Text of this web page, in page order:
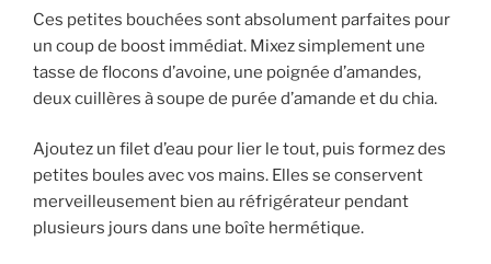
Ces petites bouchées sont absolument parfaites pour
un coup de boost immédiat. Mixez simplement une
tasse de flocons d’avoine, une poignée d’amandes,
deux cuillères à soupe de purée d’amande et du chia.
Ajoutez un filet d’eau pour lier le tout, puis formez des
petites boules avec vos mains. Elles se conservent
merveilleusement bien au réfrigérateur pendant
plusieurs jours dans une boîte hermétique.